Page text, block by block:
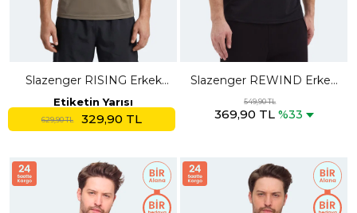
Slazenger RISING Erkek
Kahve Tişört
Etiketin Yarısı
629,90 TL 329,90 TL
Slazenger REWIND Erkek
Siyah Tişört
549,90 TL
369,90 TL %33